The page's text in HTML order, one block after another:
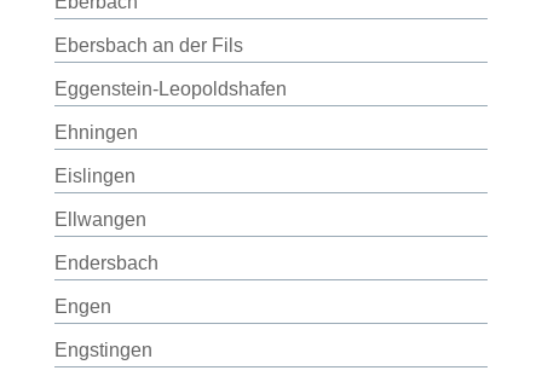
Ebersbach an der Fils
Eggenstein-Leopoldshafen
Ehningen
Eislingen
Ellwangen
Endersbach
Engen
Engstingen